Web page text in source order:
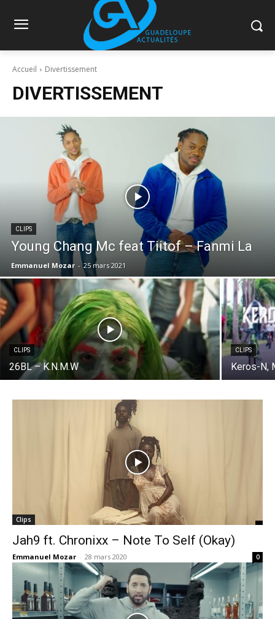
Accueil Divertissement
DIVERTISSEMENT
CLIPS
Young Chang Mc feat Tiitof – Fanmi La
Emmanuel Mozar - 25 mars 2021
CLIPS
26BL – K.N.M.W
CLIPS
Keros-N,
Clips
Jah9 ft. Chronixx – Note To Self (Okay)
Emmanuel Mozar - 28 mars 2020 0